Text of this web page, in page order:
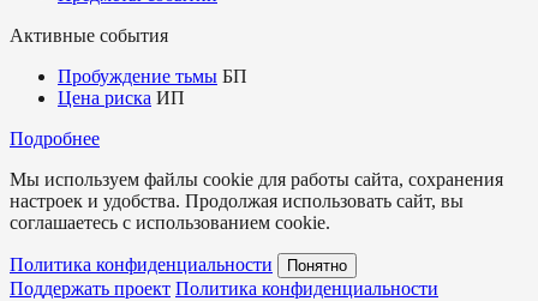
Активные события
Пробуждение тьмы БП
Цена риска ИП
Подробнее
Мы используем файлы cookie для работы сайта, сохранения
настроек и удобства. Продолжая использовать сайт, вы
соглашаетесь с использованием cookie.
Политика конфиденциальности Понятно
Поддержать проект Политика конфиденциальности